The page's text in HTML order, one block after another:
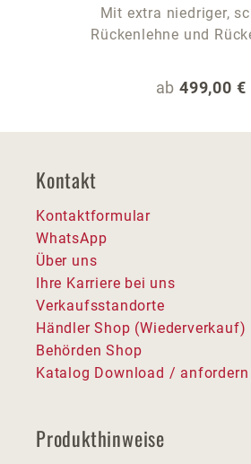
Mit extra niedriger,
Rückenlehne und
Regulärer
ab 499,00 €
Kontakt
Kontaktformular
WhatsApp
Über uns
Ihre Karriere bei uns
Verkaufsstandorte
Händler Shop (Wiederverkauf)
Behörden Shop
Katalog Download / anfordern
Produkthinweise